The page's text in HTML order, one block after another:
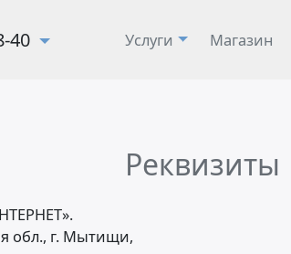
40 Услуги Магазин
Реквизиты
.
обл., г. Мытищи,